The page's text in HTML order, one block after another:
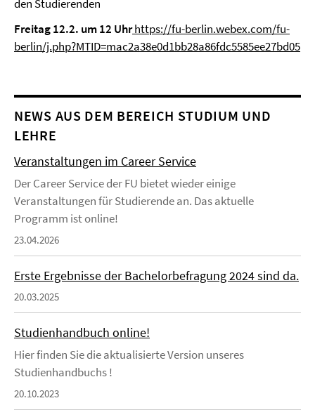
den Studierenden
Freitag 12.2. um 12 Uhrhttps://fu-berlin.webex.com/fu-
berlin/j.php?MTID=mac2a38e0d1bb28a86fdc5585ee27bd05
NEWS AUS DEM BEREICH STUDIUM UND
LEHRE
Veranstaltungen im Career Service
Der Career Service der FU bietet wieder einige
Veranstaltungen für Studierende an. Das aktuelle
Programm ist online!
23.04.2026
Erste Ergebnisse der Bachelorbefragung 2024 sind da.
20.03.2025
Studienhandbuch online!
Hier finden Sie die aktualisierte Version unseres
Studienhandbuchs !
20.10.2023